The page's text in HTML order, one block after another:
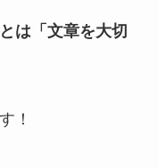
は「文章を大切
！